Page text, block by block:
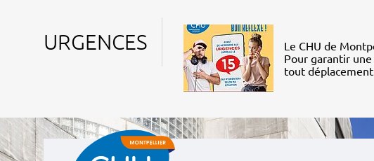
URGENCES
Le CHU de
Pour garantir
tout